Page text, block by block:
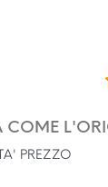
COME
PREZZO